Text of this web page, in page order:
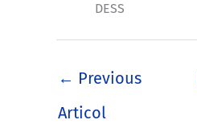
DESS
← Previous
Articol